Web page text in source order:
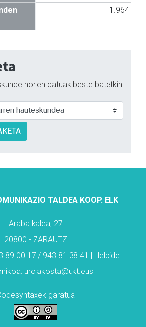
1.964
honen datuak beste batetkin
TALDEA KOOP. ELK
Araba kalea, 27
20800 - ZARAUTZ
89 00 17 / 943 81 38 41 | Helbide
urolakosta@ukt.eus
garatua